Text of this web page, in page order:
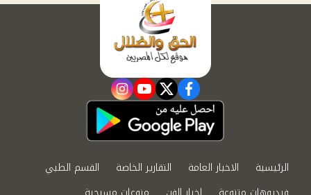
facebook
twitter
youtube
instagram
الرئيسية الاخبار العامة التقارير الخاصة
القسم الطبي